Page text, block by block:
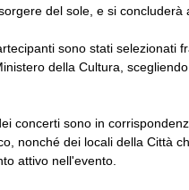
del sole, e si concluderà
sono stati selezionati
della Cultura,
concerti sono in
nonché dei locali della Città
attivo nell'evento.